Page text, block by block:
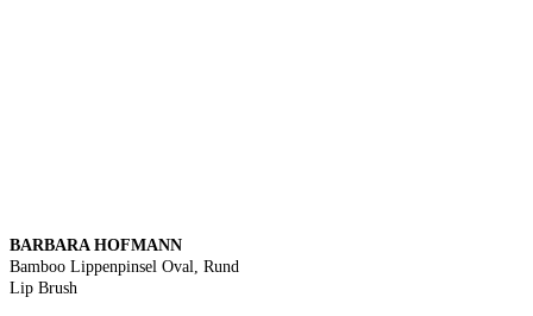
BARBARA HOFMANN
Bamboo Lippenpinsel Oval, Rund
Lip Brush